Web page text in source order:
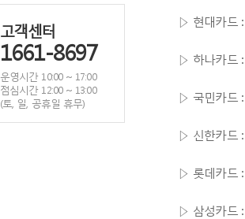
고객센터
1661-8697
운영시간 10:00 ~ 17:00
점심시간 12:00 ~ 13:00
(토, 일, 공휴일 휴무)
▷ 현대카드
▷ 하나카드
▷ 국민카드
▷ 신한카드
▷ 롯데카드
▷ 삼성카드